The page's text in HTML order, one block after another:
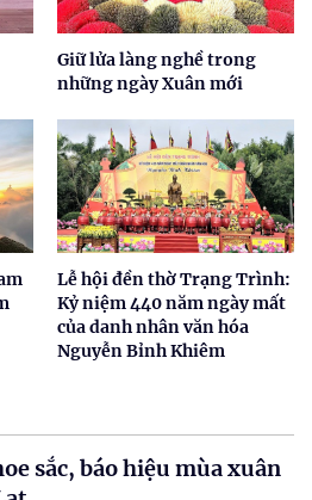
Giữ lửa làng nghề trong
những ngày Xuân mới
Lễ hội đền thờ Trạng Trình:
Kỷ niệm 440 năm ngày mất
của danh nhân văn hóa
Nguyễn Bỉnh Khiêm
sắc, báo hiệu mùa xuân